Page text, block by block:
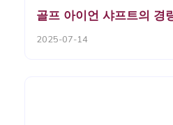
골프 아이언 샤프트의 경
2025-07-14